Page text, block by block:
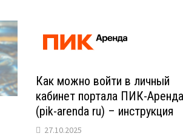
Как можно войти в личный
кабинет портала ПИК-Аренда
(pik-arenda ru) – инструкция
27.10.2025